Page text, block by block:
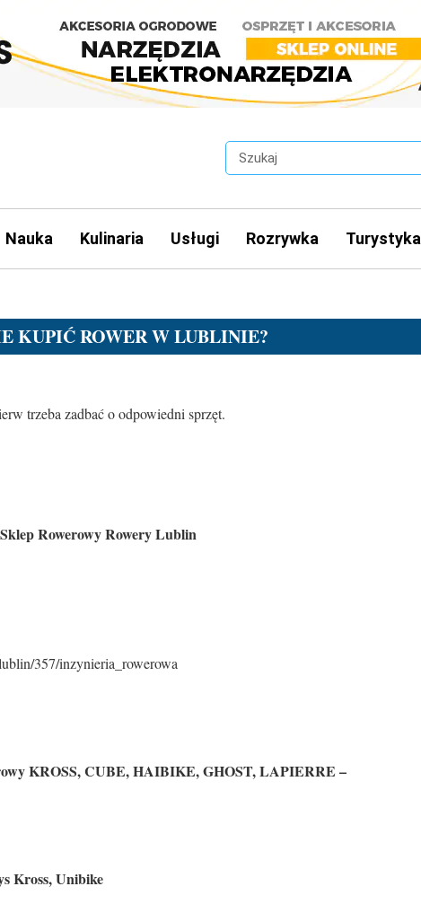
Nauka Kulinaria Usługi Rozrywka Turystyka
KUPIĆ ROWER W LUBLINIE?
trzeba zadbać o odpowiedni sprzęt.
Rowerowy Rowery Lublin
357/inzynieria_rowerowa
KROSS, CUBE, HAIBIKE, GHOST, LAPIERRE –
Kross, Unibike